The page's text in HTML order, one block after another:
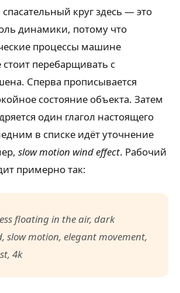
круг здесь — это
динамики, потому что
процессы машине
перебарщивать с
Сперва прописывается
состояние объекта. Затем
один глагол настоящего
в списке идёт уточнение
slow motion wind effect. Рабочий
примерно так:
floating in the air, dark
slow motion, elegant movement,
4k